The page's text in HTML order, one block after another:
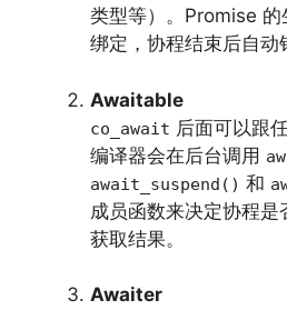
类型等）。Promise 的
绑定，协程结束后自动
Awaitable
co_await 后面可以跟
编译器会在后台调用
await_suspend() 和
成员函数来决定协程
获取结果。
Awaiter